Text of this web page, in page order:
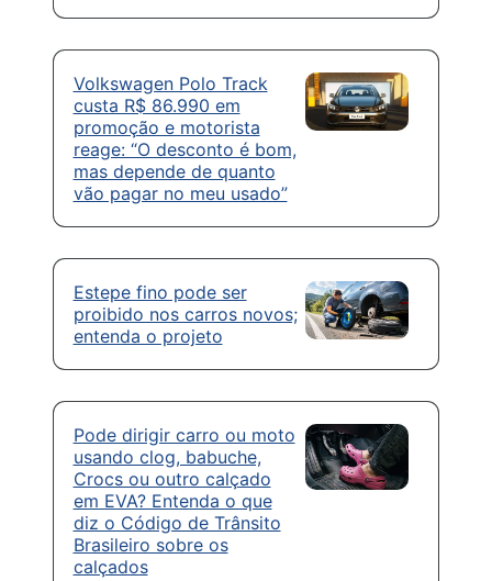
Volkswagen Polo Track
custa R$ 86.990 em
promoção e motorista
reage: “O desconto é bom,
mas depende de quanto
vão pagar no meu usado”
Estepe fino pode ser
proibido nos carros novos;
entenda o projeto
Pode dirigir carro ou moto
usando clog, babuche,
Crocs ou outro calçado
em EVA? Entenda o que
diz o Código de Trânsito
Brasileiro sobre os
calçados